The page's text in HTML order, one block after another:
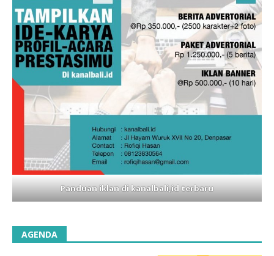
Panduan iklan di kanalbali,id terbaru
AGENDA